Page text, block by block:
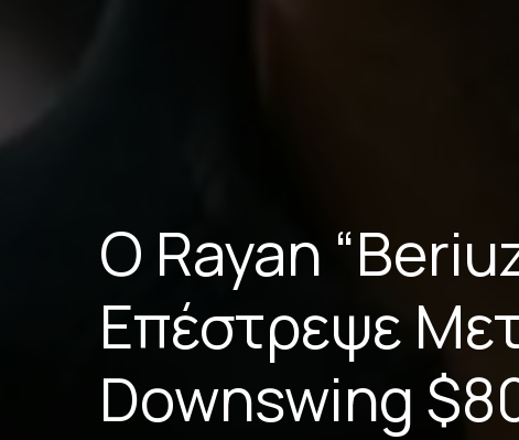
Ο Rayan
Επέστρεψε
Downswing